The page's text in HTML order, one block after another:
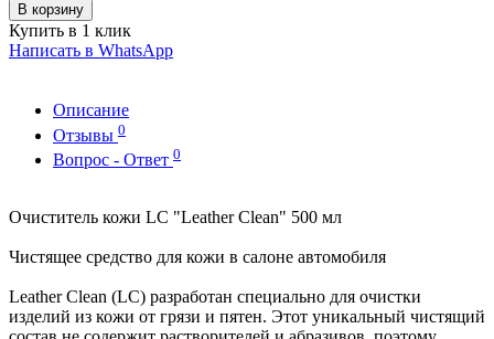
В корзину
Купить в 1 клик
Написать в WhatsApp
Описание
Отзывы 0
Вопрос - Ответ 0
Очиститель кожи LC "Leather Clean" 500 мл
Чистящее средство для кожи в салоне автомобиля
Leather Clean (LC) разработан специально для очистки
изделий из кожи от грязи и пятен. Этот уникальный чистящий